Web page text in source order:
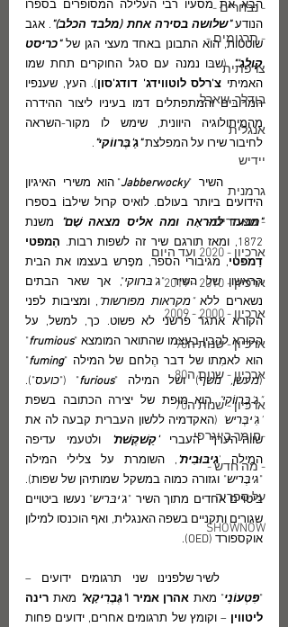
- נבחרים -
- תרגומים -
צרפתית
בודלר, שארל
אנגלית
יידיש
גרמנית
- מאמרים -
ארכיון - 2020 ועד היום
ארכיון - 2010 - 2019
ארכיון - 2000 - 2009
ארכיון - שנות ה90
ארכיון - שנות ה80
ארכיון - שנות ה70
-חומר ביוגרפי-
- מה חדש -
על ספריה
SHOWNOW
הנודע "שלושה בסירה אחת (מלבד הכלב)"
שוטטות, הוא התבונן באחד מעצי הגן של
קולג'"
האמיתי צ'רלס לוטווידג' דודג'סון
לחיבור שירו על המפלצת "גַ'בֶּרווֹקי".
	השיר "
Jabberwocky
הידועים ביותר בעולם. לואיס קרול שילבוֹ בספרו
"מבעד למראָה ומה אליס מצאה שָׁם"
1872, ומאז תורגם שיר זה לשפות רבות.
דַמפּטי
הראשון של השיר "ג'בּרווקי
נשארים ללא "מקראות מפורשות"
הקורא להבין בעצמו שהתואר המומצא "frumious
הוא לאמִתו של דבר הֶלחם של המילה "fuming
(מעשן, נושף) ושל המילה "furious
" ("כועס").
"ג'בֶּרווֹקי" הוא מופת של יצירה הכתובה בשפת
'גִ'יבֶּריש'
שווה-הערך העברי 'קַשׁקֶשׁת'
המילה 'גיבּוּבִית'
"גיבֶּריש
ביטויים אחדים מתוך השיר "ג'יבּריש
אוקספורד (OED).
"פִּטְעוֹנִי" מאת אהרן אמיר ו"גֶּבֶרִיקָא" מאת
ליטווין